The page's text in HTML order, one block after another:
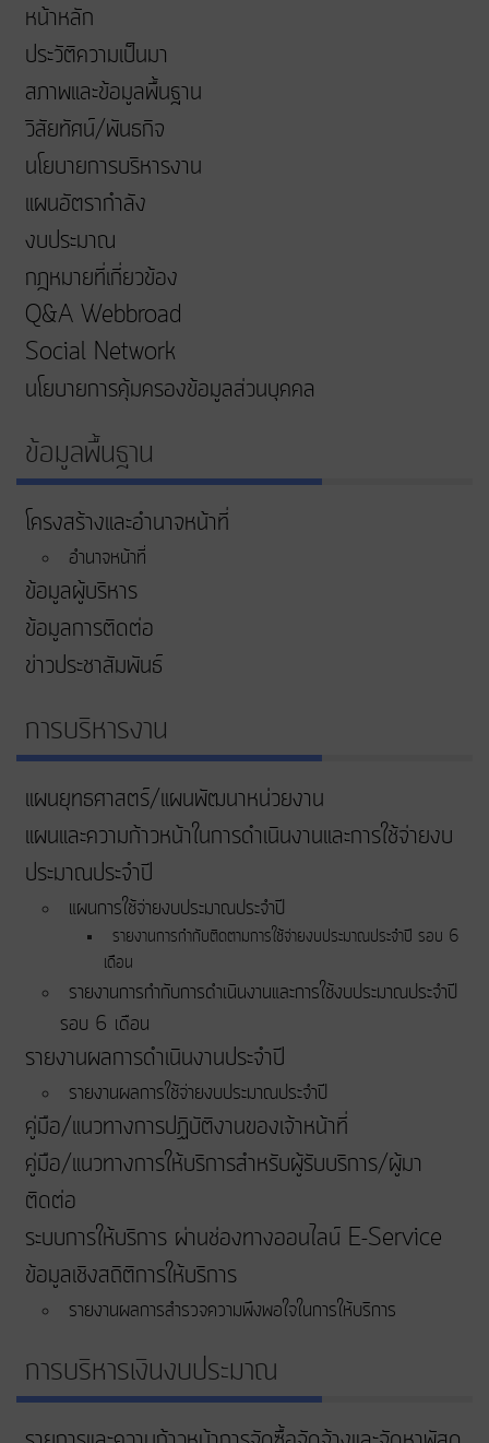
หน้าหลัก
ประวัติความเป็นมา
สภาพและข้อมูลพื้นฐาน
วิสัยทัศน์/พันธกิจ
นโยบายการบริหารงาน
แผนอัตรากำลัง
งบประมาณ
กฎหมายที่เกี่ยวข้อง
Q&A Webbroad
Social Network
นโยบายการคุ้มครองข้อมูลส่วนบุคคล
ข้อมูลพื้นฐาน
โครงสร้างและอำนาจหน้าที่
อำนาจหน้าที่
ข้อมูลผู้บริหาร
ข้อมูลการติดต่อ
ข่าวประชาสัมพันธ์
การบริหารงาน
แผนยุทธศาสตร์/แผนพัฒนาหน่วยงาน
แผนและความก้าวหน้าในการดําเนินงานและการใช้จ่ายงบ
ประมาณประจําปี
แผนการใช้จ่ายงบประมาณประจำปี
รายงานการกำกับติดตามการใช้จ่ายงบประมาณประจำปี รอบ 6
เดือน
รายงานการกำกับการดำเนินงานและการใช้งบประมาณประจำปี
รอบ 6 เดือน
รายงานผลการดำเนินงานประจำปี
รายงานผลการใช้จ่ายงบประมาณประจำปี
คู่มือ/แนวทางการปฏิบัติงานของเจ้าหน้าที่
คู่มือ/แนวทางการให้บริการสำหรับผู้รับบริการ/ผู้มา
ติดต่อ
ระบบการให้บริการ ผ่านช่องทางออนไลน์ E-Service
ข้อมูลเชิงสถิติการให้บริการ
รายงานผลการสำรวจความพึงพอใจในการให้บริการ
การบริหารเงินงบประมาณ